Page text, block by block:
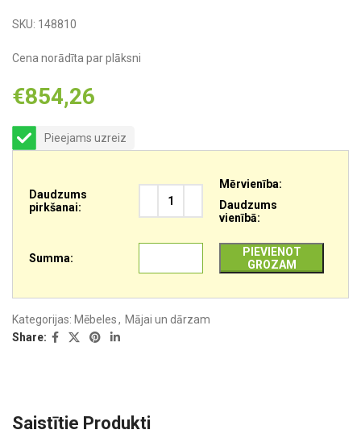
SKU: 148810
Cena norādīta par plāksni
€854,26
Pieejams uzreiz
Daudzums
pirkšanai:
Mērvienība:
Daudzums
vienībā:
Summa:
PIEVIENOT
GROZAM
Kategorijas: Mēbeles, Mājai un dārzam
Share:
Saistītie Produkti